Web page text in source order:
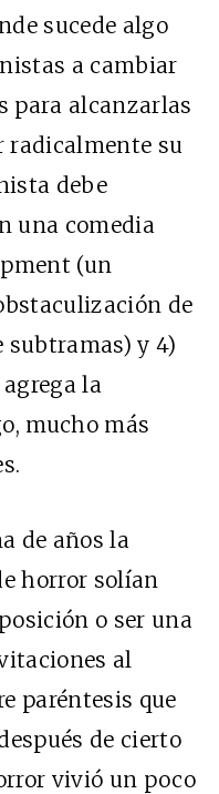
sucede algo
a cambiar
para alcanzarlas
radicalmente su
debe
una comedia
(un
de
subtramas) y 4)
la
mucho más
de años la
horror solían
o ser una
al
paréntesis que
de cierto
vivió un poco